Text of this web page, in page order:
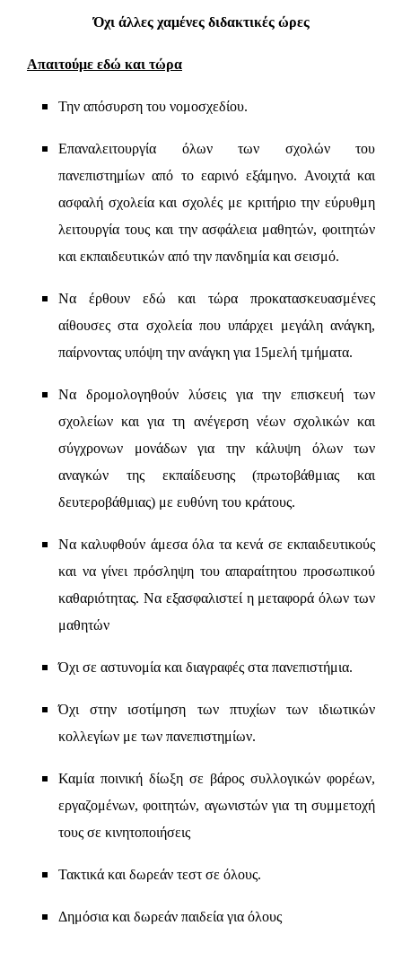
Όχι άλλες χαμένες διδακτικές ώρες
Απαιτούμε εδώ και τώρα
Την απόσυρση του νομοσχεδίου.
Επαναλειτουργία όλων των σχολών του
πανεπιστημίων από το εαρινό εξάμηνο. Ανοιχτά και
ασφαλή σχολεία και σχολές με κριτήριο την εύρυθμη
λειτουργία τους και την ασφάλεια μαθητών, φοιτητών
και εκπαιδευτικών από την πανδημία και σεισμό.
Να έρθουν εδώ και τώρα προκατασκευασμένες
αίθουσες στα σχολεία που υπάρχει μεγάλη ανάγκη,
παίρνοντας υπόψη την ανάγκη για 15μελή τμήματα.
Να δρομολογηθούν λύσεις για την επισκευή των
σχολείων και για τη ανέγερση νέων σχολικών και
σύγχρονων μονάδων για την κάλυψη όλων των
αναγκών της εκπαίδευσης (πρωτοβάθμιας και
δευτεροβάθμιας) με ευθύνη του κράτους.
Να καλυφθούν άμεσα όλα τα κενά σε εκπαιδευτικούς
και να γίνει πρόσληψη του απαραίτητου προσωπικού
καθαριότητας. Να εξασφαλιστεί η μεταφορά όλων των
μαθητών
Όχι σε αστυνομία και διαγραφές στα πανεπιστήμια.
Όχι στην ισοτίμηση των πτυχίων των ιδιωτικών
κολλεγίων με των πανεπιστημίων.
Καμία ποινική δίωξη σε βάρος συλλογικών φορέων,
εργαζομένων, φοιτητών, αγωνιστών για τη συμμετοχή
τους σε κινητοποιήσεις
Τακτικά και δωρεάν τεστ σε όλους.
Δημόσια και δωρεάν παιδεία για όλους